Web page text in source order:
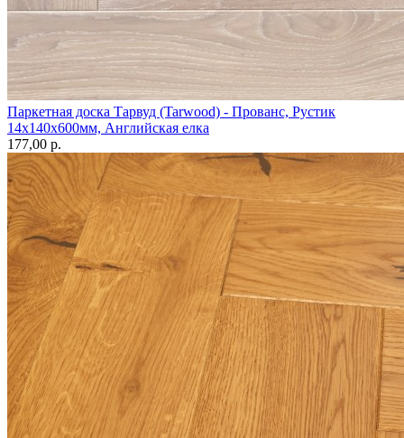
Паркетная доска Тарвуд (Tarwood) - Прованс, Рустик
14х140х600мм, Английская елка
177,00 p.